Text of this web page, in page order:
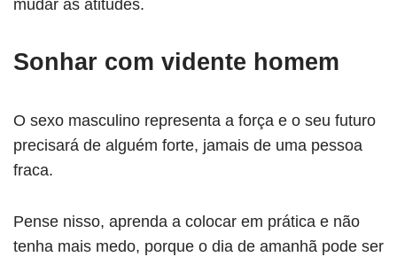
mudar as atitudes.
Sonhar com vidente homem
O sexo masculino representa a força e o seu futuro
precisará de alguém forte, jamais de uma pessoa
fraca.
Pense nisso, aprenda a colocar em prática e não
tenha mais medo, porque o dia de amanhã pode ser